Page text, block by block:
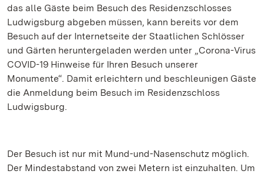
das alle Gäste beim Besuch des Residenzschlosses
Ludwigsburg abgeben müssen, kann bereits vor dem
Besuch auf der Internetseite der Staatlichen Schlösser
und Gärten heruntergeladen werden unter „Corona-Virus
COVID-19 Hinweise für Ihren Besuch unserer
Monumente“. Damit erleichtern und beschleunigen Gäste
die Anmeldung beim Besuch im Residenzschloss
Ludwigsburg.
Der Besuch ist nur mit Mund-und-Nasenschutz möglich.
Der Mindestabstand von zwei Metern ist einzuhalten. Um